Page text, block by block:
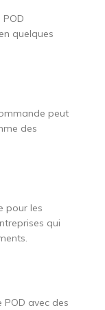
quelques
peut
des
pour les
qui
avec des